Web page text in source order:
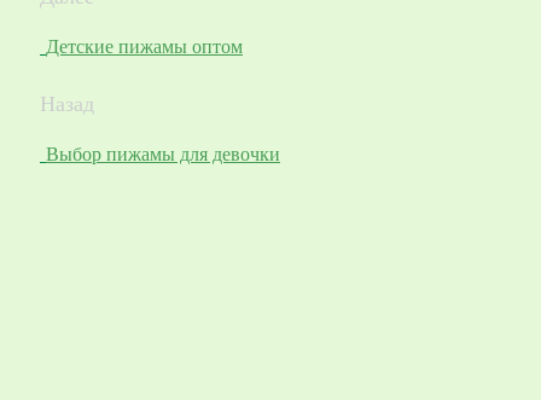
Детские пижамы оптом
Назад
Выбор пижамы для девочки